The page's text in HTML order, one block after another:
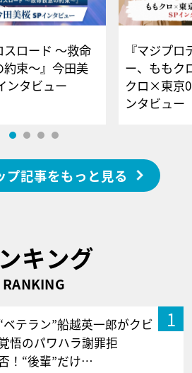
スロード ～救命
約束～』今田美
ンタビュー
『マジプロ
ー、ももク
クロ×東京
ンタビュー
プ記事をもっと見る
キング
RANKING
1
ベテラン”船越英一郎がクビ
悟のパワハラ謝罪拒
！“後輩”だけ…